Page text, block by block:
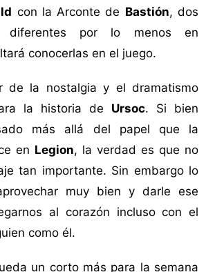
con la Arconte de Bastión, dos
diferentes por lo menos en
conocerlas en el juego.
de la nostalgia y el dramatismo
la historia de Ursoc. Si bien
más allá del papel que la
en Legion, la verdad es que no
tan importante. Sin embargo lo
muy bien y darle ese
al corazón incluso con el
como él.
un corto más para la semana